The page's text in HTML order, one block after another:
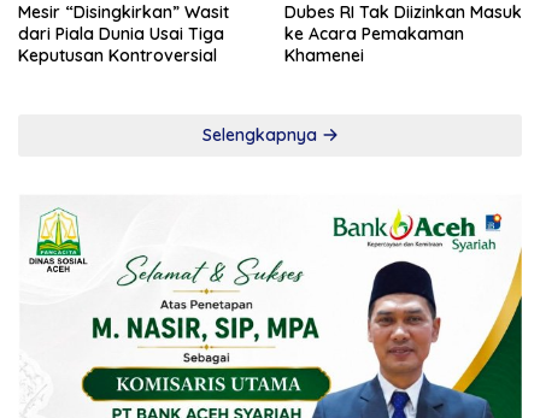
Mesir “Disingkirkan” Wasit
dari Piala Dunia Usai Tiga
Keputusan Kontroversial
Dubes RI Tak Diizinkan Masuk
ke Acara Pemakaman
Khamenei
Selengkapnya